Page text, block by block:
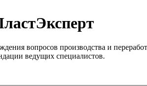
вопросов производства и
ведущих специалистов.